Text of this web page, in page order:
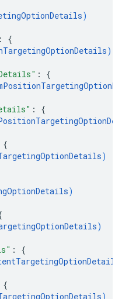
)
: {
)
: {
: {
{
)
)
)
: {
{
)